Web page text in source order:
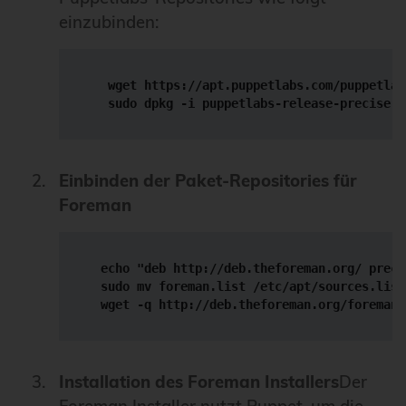
einzubinden:
wget https://apt.puppetlabs.com/
sudo dpkg -i puppetlabs-release-
Einbinden der Paket-Repositories für
Foreman
echo "deb http://deb.theforeman.org/
sudo mv foreman.list /etc/apt/
wget -q http://deb.theforeman.org/
Installation des Foreman InstallersDer